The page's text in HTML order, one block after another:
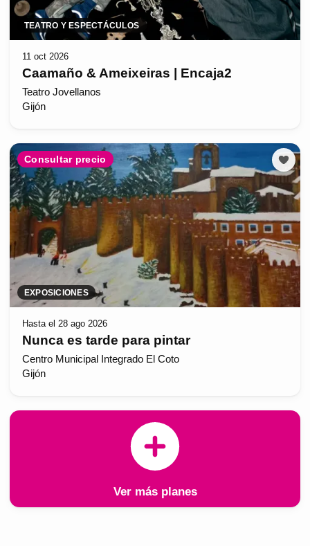
TEATRO Y ESPECTÁCULOS
11 oct 2026
Caamaño & Ameixeiras | Encaja2
Teatro Jovellanos
Gijón
Consultar precio
EXPOSICIONES
Hasta el 28 ago 2026
Nunca es tarde para pintar
Centro Municipal Integrado El Coto
Gijón
Ver más planes